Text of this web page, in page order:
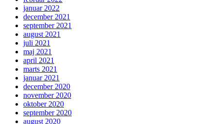
januar 2022
december 2021
september 2021
august 2021
juli 2021
maj 2021
april 2021
marts 2021
januar 2021
december 2020
november 2020
oktober 2020
september 2020
august 2020